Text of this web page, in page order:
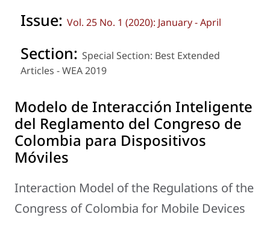
Issue: Vol. 25 No. 1 (2020): January - April
Section: Special Section: Best Extended
Articles - WEA 2019
Modelo de Interacción Inteligente
del Reglamento del Congreso de
Colombia para Dispositivos
Móviles
Interaction Model of the Regulations of the
Congress of Colombia for Mobile Devices